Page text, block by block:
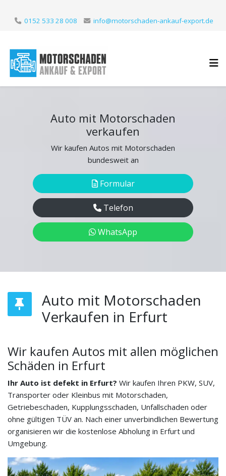
0152 533 28 008 info@motorschaden-ankauf-export.de
Auto mit Motorschaden
verkaufen
Wir kaufen Autos mit Motorschaden
bundesweit an
Formular
Telefon
WhatsApp
Auto mit Motorschaden
Verkaufen in Erfurt
Wir kaufen Autos mit allen möglichen
Schäden in Erfurt
Ihr Auto ist defekt in Erfurt? Wir kaufen Ihren PKW, SUV,
Transporter oder Kleinbus mit Motorschaden,
Getriebeschaden, Kupplungsschaden, Unfallschaden oder
ohne gültigen TÜV an. Nach einer unverbindlichen Bewertung
organisieren wir die kostenlose Abholung in Erfurt und
Umgebung.